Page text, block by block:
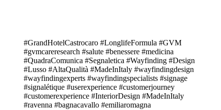
#GrandHotelCastrocaro #LonglifeFormula #GVM
#gvmcareresearch #salute #benessere #medicina
#QuadraComunica #Segnaletica #Wayfinding #Design
#Lusso #AltaQualità #MadeInItaly #wayfindingdesign
#wayfindingexperts⁠ #wayfindingspecialists #signage
#signalétique #userexperience #customerjourney
#customerexperience #InteriorDesign #MadeInItaly
#ravenna #bagnacavallo #emiliaromagna